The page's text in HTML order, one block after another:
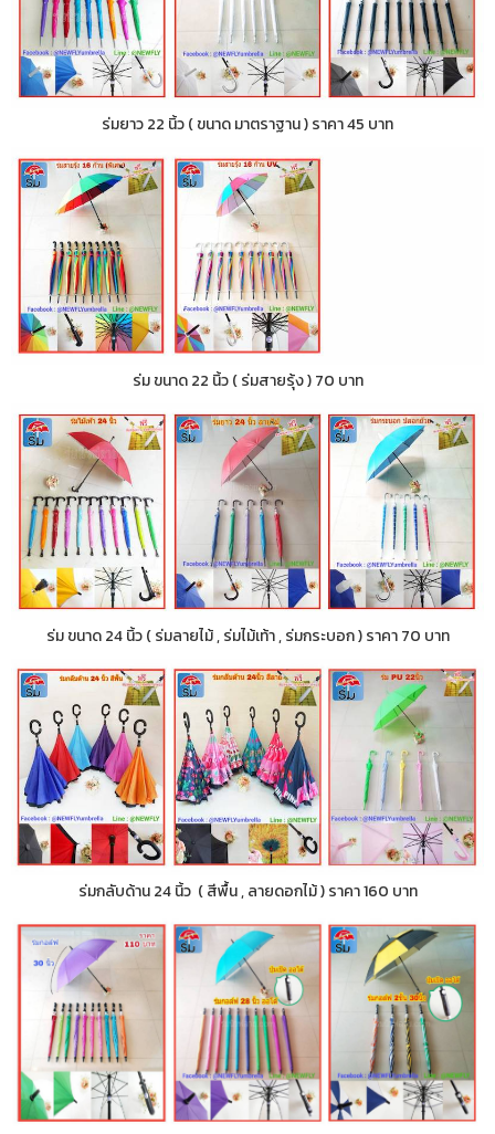
ร่มยาว 22 นิ้ว ( ขนาด มาตราฐาน ) ราคา 45 บาท
ร่ม ขนาด 22 นิ้ว ( ร่มสายรุ้ง ) 70 บาท
ร่ม ขนาด 24 นิ้ว ( ร่มลายไม้ , ร่มไม้เท้า , ร่มกระบอก ) ราคา 70 บาท
ร่มกลับด้าน 24 นิ้ว ( สีพื้น , ลายดอกไม้ ) ราคา 160 บาท